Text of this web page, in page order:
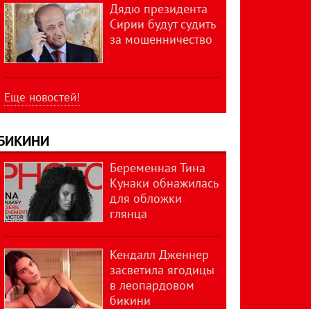
Дядю президента
Сирии будут судить
за мошенничество
Еще новостей!
Беременная Тина
Кунаки обнажилась
для обложки
глянца
Кендалл Дженнер
засветила ягодицы
в леопардовом
бикини